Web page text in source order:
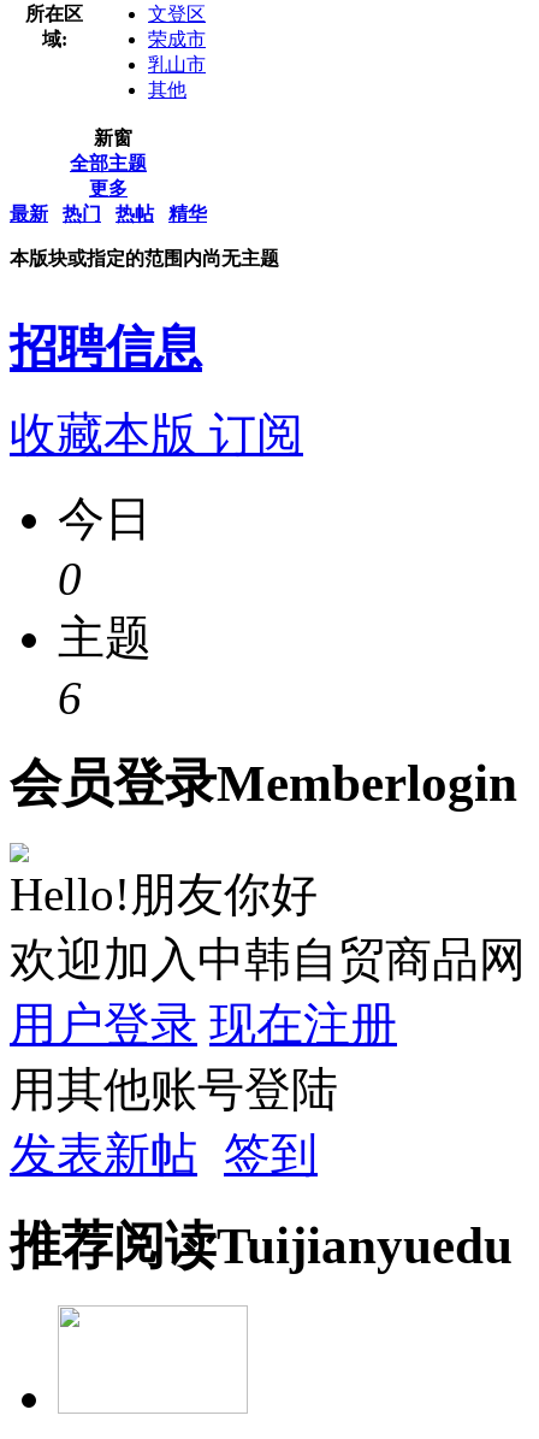
所在区
域:
文登区
荣成市
乳山市
其他
新窗
全部主题
更多
最新
热门 热帖 精华
本版块或指定的范围内尚无主题
招聘信息
收藏本版 订阅
今日
0
主题
6
会员登录Memberlogin
Hello!朋友你好
欢迎加入中韩自贸商品网
用户登录 现在注册
用其他账号登陆
发表新帖 签到
推荐阅读Tuijianyuedu